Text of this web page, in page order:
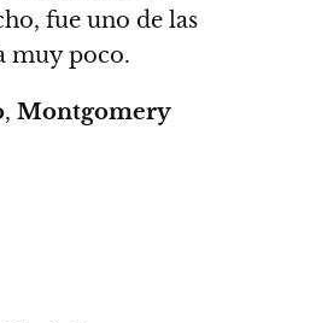
fue uno de las
muy poco.
, Montgomery